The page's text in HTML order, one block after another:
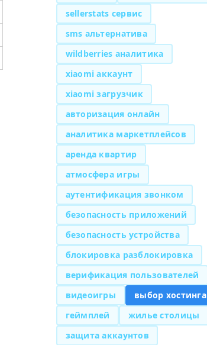
sellerstats сервис
sms альтернатива
wildberries аналитика
xiaomi аккаунт
xiaomi загрузчик
авторизация онлайн
аналитика маркетплейсов
аренда квартир
атмосфера игры
аутентификация звонком
безопасность приложений
безопасность устройства
блокировка разблокировка
верификация пользователей
видеоигры
выбор хостинга
геймплей
жилье столицы
защита аккаунтов